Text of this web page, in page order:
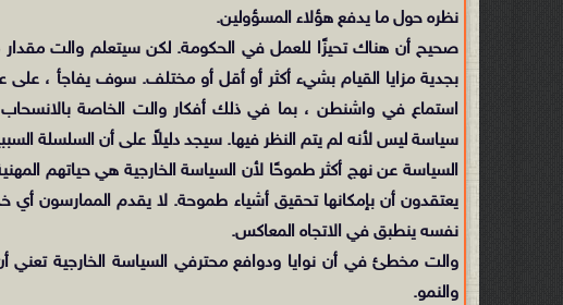
نظره حول ما يدفع هؤلاء المسؤولين.
صحيح أن هناك تحيزًا للعمل في الحكومة. لكن سيتعلم والت مقدار
بجدية مزايا القيام بشيء أكثر أو أقل أو مختلف. سوف يفاجأ ، على
استماع في واشنطن ، بما في ذلك أفكار والت الخاصة
سياسة ليس لأنه لم يتم النظر فيها. سيجد دليلاً على أن السلسلة
السياسة عن نهج أكثر طموحًا لأن السياسة الخارجية هي حياتهم
يعتقدون أن بإمكانها تحقيق أشياء طموحة. لا يقدم الممارسون أي
نفسه ينطبق في الاتجاه المعاكس.
والت مخطئ في أن نوايا ودوافع محترفي السياسة الخارجية تعني
والنمو.